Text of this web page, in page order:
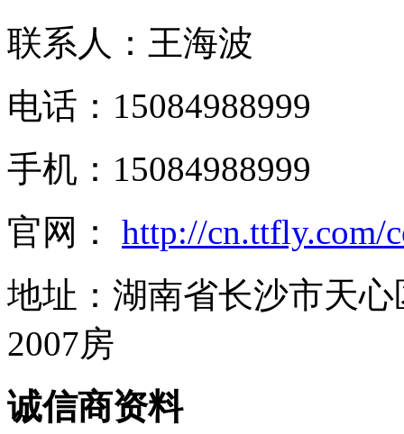
联系人：王海波
电话：15084988999
手机：15084988999
官网： http://cn.ttfly.com/
地址：湖南省长沙市天
2007房
诚信商资料